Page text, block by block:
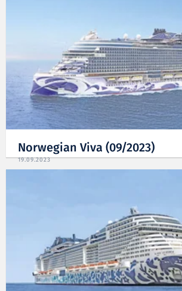
Norwegian Viva (09/2023)
19.09.2023